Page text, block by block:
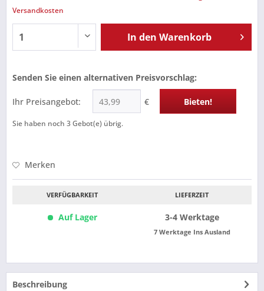
Versandkosten
In den Warenkorb
Senden Sie einen alternativen Preisvorschlag:
Ihr Preisangebot: € Bieten!
Sie haben noch 3Gebot(e) übrig.
Merken
VERFÜGBARKEIT
Auf Lager
LIEFERZEIT
3-4 Werktage
7 Werktage Ins Ausland
Beschreibung